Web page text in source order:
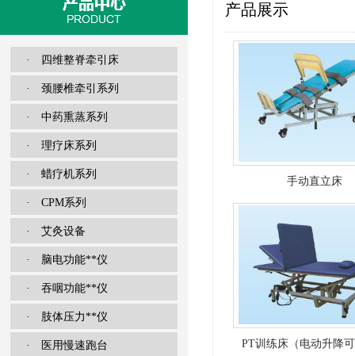
· 四维整脊牵引床
· 颈腰椎牵引系列
· 中药熏蒸系列
· 理疗床系列
· 蜡疗机系列
· CPM系列
· 艾灸设备
· 脑电功能**仪
· 吞咽功能**仪
· 肢体压力**仪
· 医用慢速跑台
产品展示
手动直立床
PT训练床（电动升降